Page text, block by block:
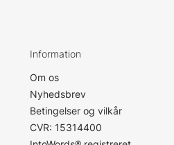
Information
Om os
Nyhedsbrev
Betingelser og vilkår
CVR: 15314400